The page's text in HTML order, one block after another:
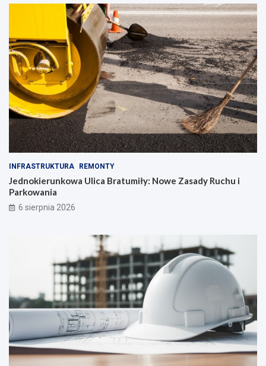
INFRASTRUKTURA REMONTY
Jednokierunkowa Ulica Bratumiły: Nowe Zasady Ruchu i
Parkowania
6 sierpnia 2026